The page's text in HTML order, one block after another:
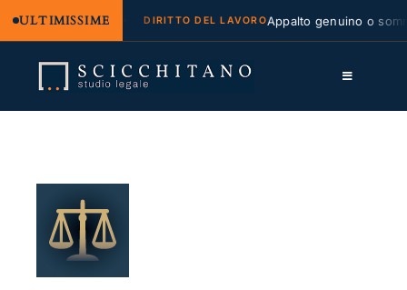
ULTIMISSIME
e regresso DIRITTO DEL LAVOROAppalto genuino o
contenuto
Toggle
Approfondimenti